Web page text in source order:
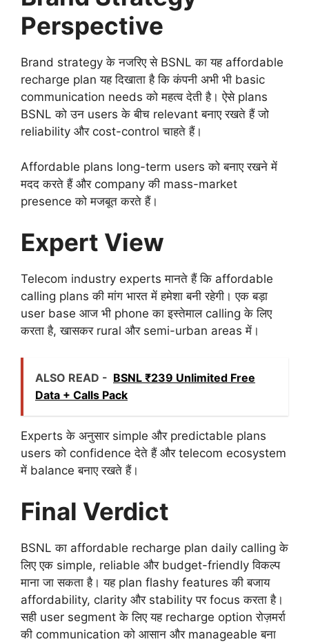
Perspective
Brand strategy के नजरिए से BSNL का यह affordable
recharge plan यह दिखाता है कि कंपनी अभी भी basic
communication needs को महत्व देती है। ऐसे plans
BSNL को उन users के बीच relevant बनाए रखते हैं जो
reliability और cost-control चाहते हैं।
Affordable plans long-term users को बनाए रखने में
मदद करते हैं और company की mass-market
presence को मजबूत करते हैं।
Expert View
Telecom industry experts मानते हैं कि affordable
calling plans की मांग भारत में हमेशा बनी रहेगी। एक बड़ा
user base आज भी phone का इस्तेमाल calling के लिए
करता है, खासकर rural और semi-urban areas में।
ALSO READ - BSNL ₹239 Unlimited Free
Data + Calls Pack
Experts के अनुसार simple और predictable plans
users को confidence देते हैं और telecom ecosystem
में balance बनाए रखते हैं।
Final Verdict
BSNL का affordable recharge plan daily calling के
लिए एक simple, reliable और budget-friendly विकल्प
माना जा सकता है। यह plan flashy features की बजाय
affordability, clarity और stability पर focus करता है।
सही user segment के लिए यह recharge option रोज़मर्रा
की communication को आसान और manageable बना